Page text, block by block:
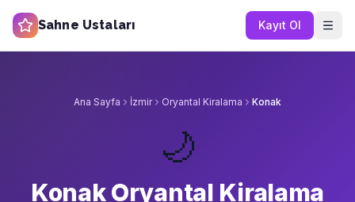
Sahne Ustaları Kayıt Ol
Ana Sayfa İzmir Oryantal Kiralama Konak
🌙
Konak Oryantal Kiralama